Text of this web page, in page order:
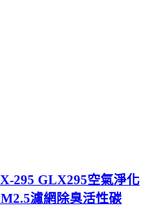
295 GLX295空氣淨化
濾網除臭活性碳